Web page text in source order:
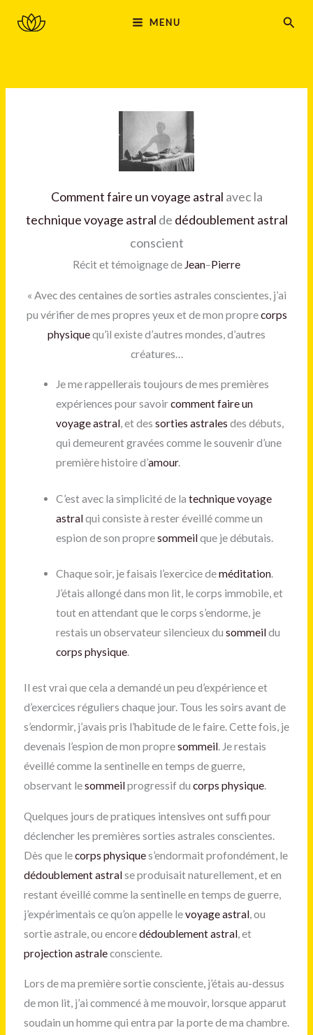
MAIN
MENU
Comment faire un voyage astral avec la
technique voyage astral de dédoublement astral
conscient
Récit et témoignage de Jean–Pierre
« Avec des centaines de sorties astrales conscientes, j’ai
pu vérifier de mes propres yeux et de mon proprecorps
physiquequ’il existe d’autres mondes, d’autres
créatures…
Je me rappellerais toujours de mes premières
expériences pour savoircomment faire un
voyage astral, et dessorties astrales des débuts,
qui demeurent gravées comme le souvenir d’une
première histoire d’amour.
C’est avec la simplicité de latechnique voyage
astralqui consiste à rester éveillé comme un
espion de son propresommeilque je débutais.
Chaque soir, je faisais l’exercice deméditation.
J’étais allongé dans mon lit, le corps immobile, et
tout en attendant que le corps s’endorme, je
restais un observateur silencieux dusommeildu
corps physique.
Il est vrai que cela a demandé un peu d’expérience et
d’exercices réguliers chaque jour. Tous les soirs avant de
s’endormir, j’avais pris l’habitude de le faire. Cette fois, je
devenais l’espion de mon propresommeil. Je restais
éveillé comme la sentinelle en temps de guerre,
observant lesommeilprogressif du corps physique.
Quelques jours de pratiques intensives ont suffi pour
déclencher les premières sorties astrales conscientes.
Dès que lecorps physiques’endormait profondément, le
dédoublement astralse produisait naturellement, et en
restant éveillé comme la sentinelle en temps de guerre,
j’expérimentais ce qu’on appelle levoyage astral, ou
sortie astrale, ou encoredédoublement astral, et
projection astraleconsciente.
Lors de ma première sortie consciente, j’étais au-dessus
de mon lit, j’ai commencé à me mouvoir, lorsque apparut
soudain un homme qui entra par la porte de ma chambre.